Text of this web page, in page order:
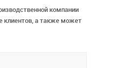
компании
клиентов, а также может